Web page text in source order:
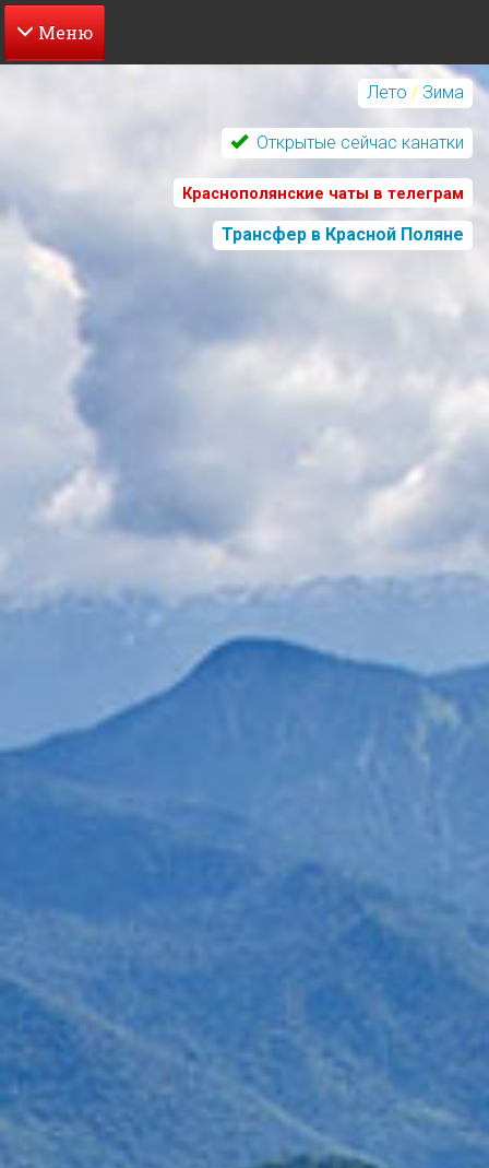
Перейти
Лето / Зима
Открытые сейчас канатки
Краснополянские чаты в телеграм
Трансфер в Красной Поляне